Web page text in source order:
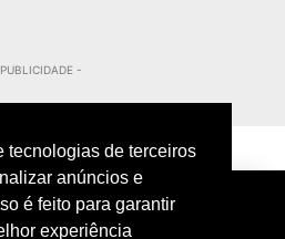
tecnologias de terceiros
anúncios e
é feito para garantir
experiência
-